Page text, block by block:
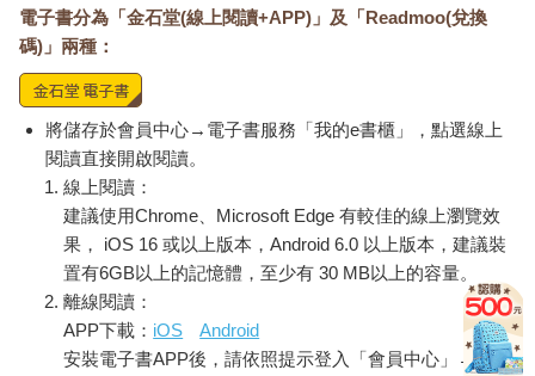
電子書分為「金石堂(線上閱讀+APP)」及「Readmoo(兌換
碼)」兩種：
將儲存於會員中心→電子書服務「我的e書櫃」，點選線上
閱讀直接開啟閱讀。
線上閱讀：
建議使用Chrome、Microsoft Edge 有較佳的線上瀏覽效
果， iOS 16 或以上版本，Android 6.0 以上版本，建議裝
置有6GB以上的記憶體，至少有 30 MB以上的容量。
離線閱讀：
APP下載： iOS
Android
安裝電子書APP後，請依照提示登入「會員中心」→「我